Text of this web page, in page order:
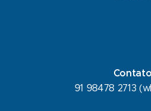
91 98478 2713